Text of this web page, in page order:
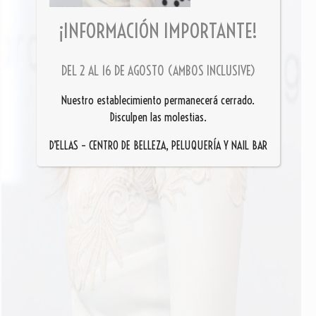
¡INFORMACIÓN IMPORTANTE!
DEL 2 AL 16 DE AGOSTO (AMBOS INCLUSIVE)
Nuestro establecimiento permanecerá cerrado.
Disculpen las molestias.
D’ELLAS – CENTRO DE BELLEZA, PELUQUERÍA Y NAIL BAR